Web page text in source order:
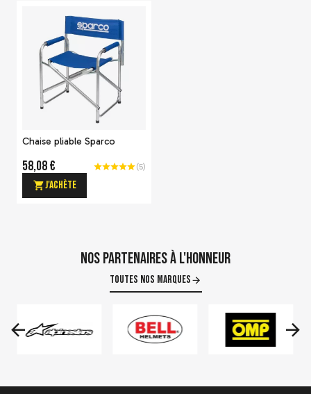
Caleçon Sparco RW-4
89,54 €
Voir le détail
Cagoule Sparco RW-4
-20 %
Gants Sparco Arrow+ FIA
8856-2018
Voir le détail
Chaise pliable Sparco
58,08 € (5)
J'achète
Nos partenaires à l'honneur
Toutes nos marques